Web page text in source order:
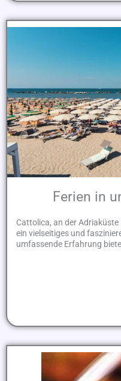
Ferien in
Cattolica, an der Adriaküste
ein vielseitiges und
umfassende Erfahrung